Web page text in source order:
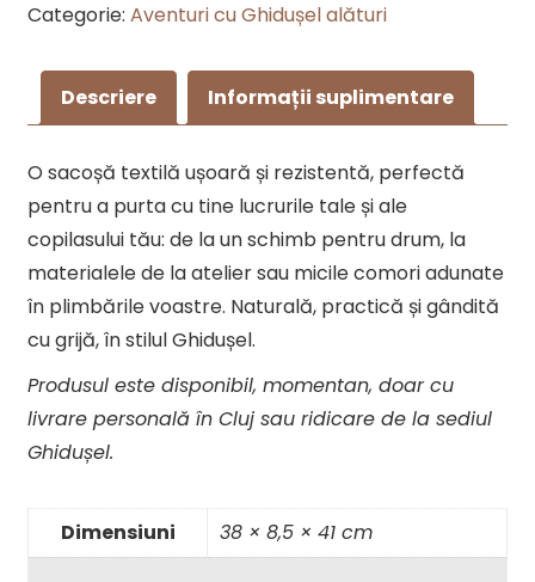
in
Categorie: Aventuri cu Ghidușel alături
Descriere Informații suplimentare
O sacoșă textilă ușoară și rezistentă, perfectă
pentru a purta cu tine lucrurile tale și ale
copilasului tău: de la un schimb pentru drum, la
materialele de la atelier sau micile comori adunate
în plimbările voastre. Naturală, practică și gândită
cu grijă, în stilul Ghidușel.
Produsul este disponibil, momentan, doar cu
livrare personală în Cluj sau ridicare de la sediul
Ghidușel.
Dimensiuni 38 × 8,5 × 41 cm